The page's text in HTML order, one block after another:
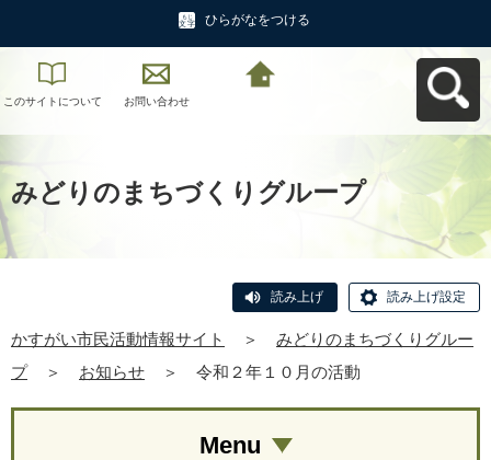
ひらがなをつける
このサイトについて お問い合わせ
みどりのまちづくりグループ
読み上げ 読み上げ設定
かすがい市民活動情報サイト ＞
みどりのまちづくりグルー
プ
＞ お知らせ ＞ 令和２年１０月の活動
Menu